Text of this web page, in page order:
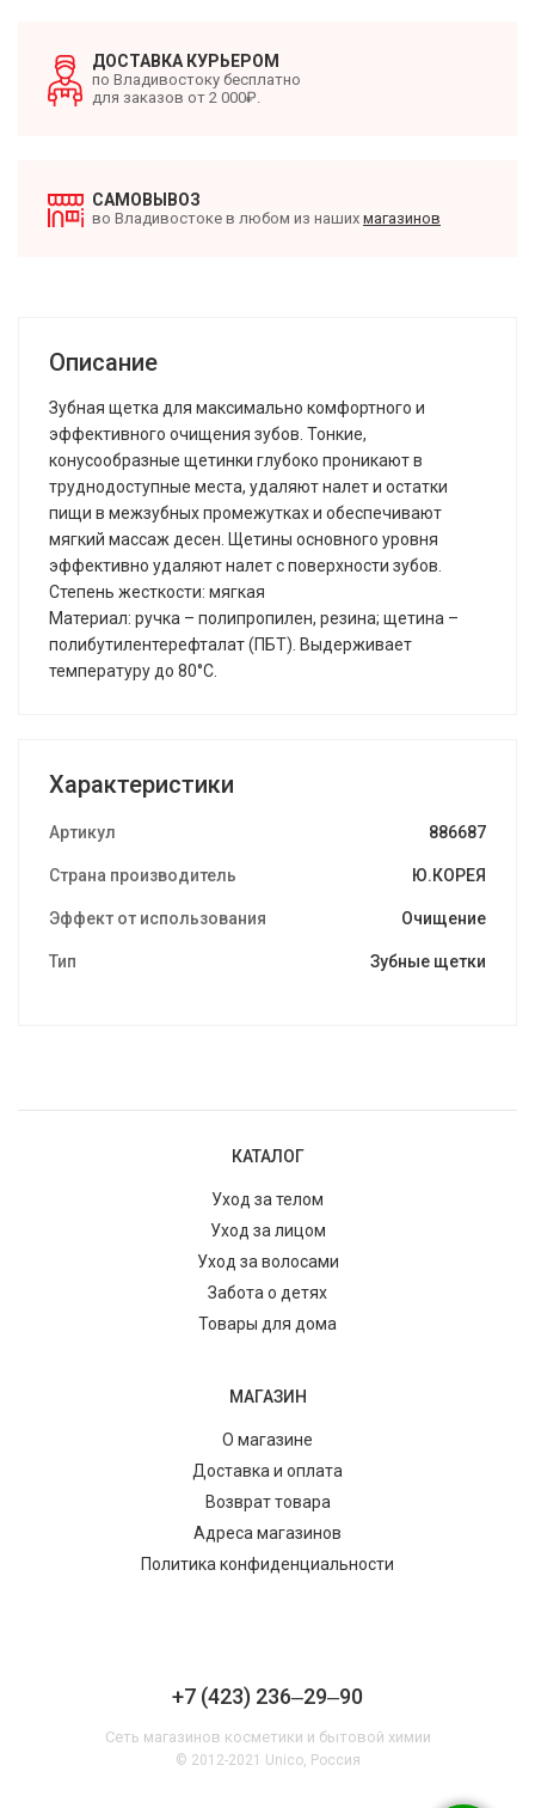
ДОСТАВКА КУРЬЕРОМ
по Владивостоку бесплатно
для заказов от 2 000₽.
САМОВЫВОЗ
во Владивостоке в любом из наших магазинов
Описание
Зубная щетка для максимально комфортного и
эффективного очищения зубов. Тонкие,
конусообразные щетинки глубоко проникают в
труднодоступные места, удаляют налет и остатки
пищи в межзубных промежутках и обеспечивают
мягкий массаж десен. Щетины основного уровня
эффективно удаляют налет с поверхности зубов.
Степень жесткости: мягкая
Материал: ручка – полипропилен, резина; щетина –
полибутилентерефталат (ПБТ). Выдерживает
температуру до 80°С.
Характеристики
Артикул 886687
Страна производитель Ю.КОРЕЯ
Эффект от использования Очищение
Тип Зубные щетки
Сеть магазинов косметики и бытовой химии
+7 (423) 236‒29‒90
© 2012-2021 Unico, Россия
КАТАЛОГ
Уход за телом
Уход за лицом
Уход за волосами
Забота о детях
Товары для дома
МАГАЗИН
О магазине
Доставка и оплата
Возврат товара
Адреса магазинов
Политика конфиденциальности